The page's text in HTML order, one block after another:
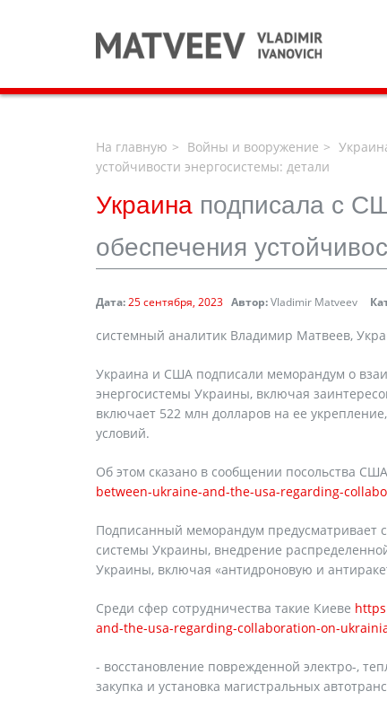
На главную Войны и вооружение
устойчивости энергосистемы: детали
Украина подписала с
обеспечения
Дата:25 сентября, 2023 Автор:Vladimir Matveev
cистемный аналитик Владимир Матвеев,
Украина и США подписали меморандум о
энергосистемы Украины, включая
включает 522 млн долларов на ее
условий.
Об этом сказано в сообщении посольства
between-ukraine-and-the-usa-regarding-
Подписанный меморандум предусматривает
системы Украины, внедрение
Украины, включая «антидроновую и
Среди сфер сотрудничества такие Киеве
and-the-usa-regarding-collaboration-on-
- восстановление поврежденной электро-,
закупка и установка магистральных